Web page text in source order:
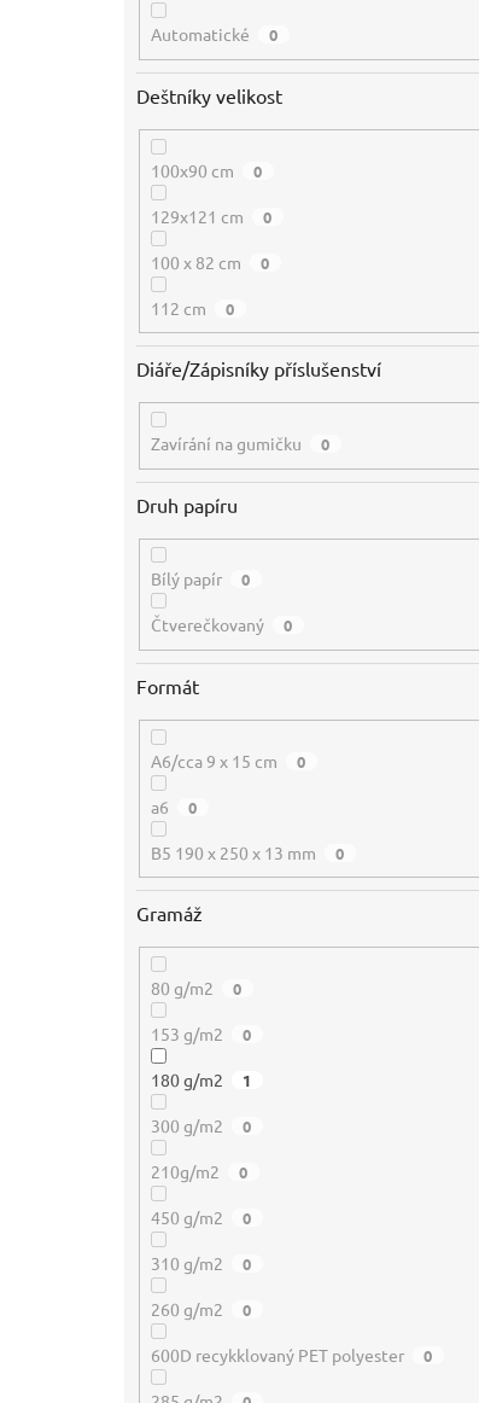
Automatické 0
Deštníky velikost
100x90 cm 0
129x121 cm 0
100 x 82 cm 0
112 cm 0
Diáře/Zápisníky příslušenství
Zavírání na gumičku 0
Druh papíru
Bílý papír 0
Čtverečkovaný 0
Formát
A6/cca 9 x 15 cm 0
a6 0
B5 190 x 250 x 13 mm 0
Gramáž
80 g/m2 0
153 g/m2 0
180 g/m2 1
300 g/m2 0
210g/m2 0
450 g/m2 0
310 g/m2 0
260 g/m2 0
600D recykklovaný PET polyester 0